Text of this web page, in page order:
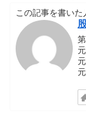
この記事を書いた